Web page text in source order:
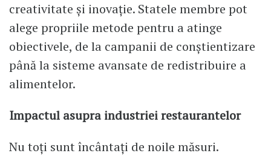
creativitate și inovație. Statele membre pot
alege propriile metode pentru a atinge
obiectivele, de la campanii de conștientizare
până la sisteme avansate de redistribuire a
alimentelor.
Impactul asupra industriei restaurantelor
Nu toți sunt încântați de noile măsuri.